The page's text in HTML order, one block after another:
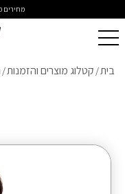
מחירים
בית/ קטלוג מוצרים והזמנות/